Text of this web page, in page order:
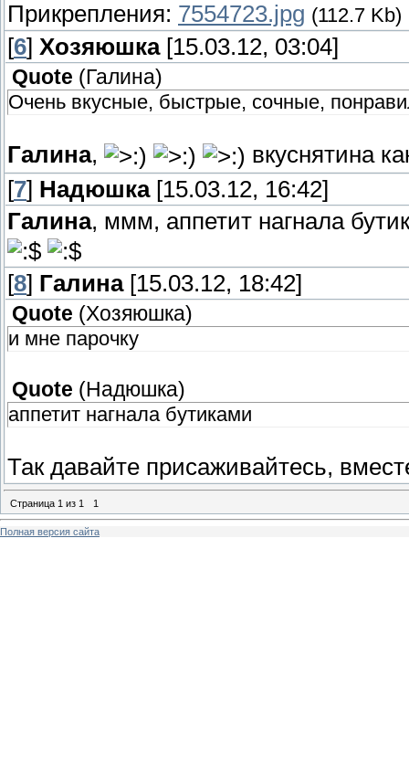
Прикрепления: 7554723.jpg (112.7 Kb)
[6] Хозяюшка[15.03.12, 03:04]
Quote ( Галина)
Очень вкусные, быстрые, сочные,
Галина,
вкуснятина
[7] Надюшка[15.03.12, 16:42]
Галина, ммм, аппетит нагнала
[8] Галина[15.03.12, 18:42]
Quote (Хозяюшка)
и мне парочку
Quote ( Надюшка)
аппетит нагнала бутиками
Так давайте присаживайтесь,
Страница 1 из 1 1
Полная версия сайта